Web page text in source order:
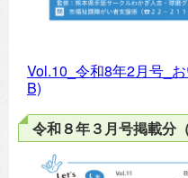
Vol.10_令和8年2月号_
B)
令和８年３月号掲載分